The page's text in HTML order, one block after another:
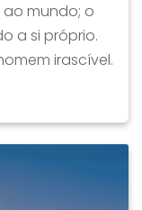
mundo; o
a si próprio.
irascível.